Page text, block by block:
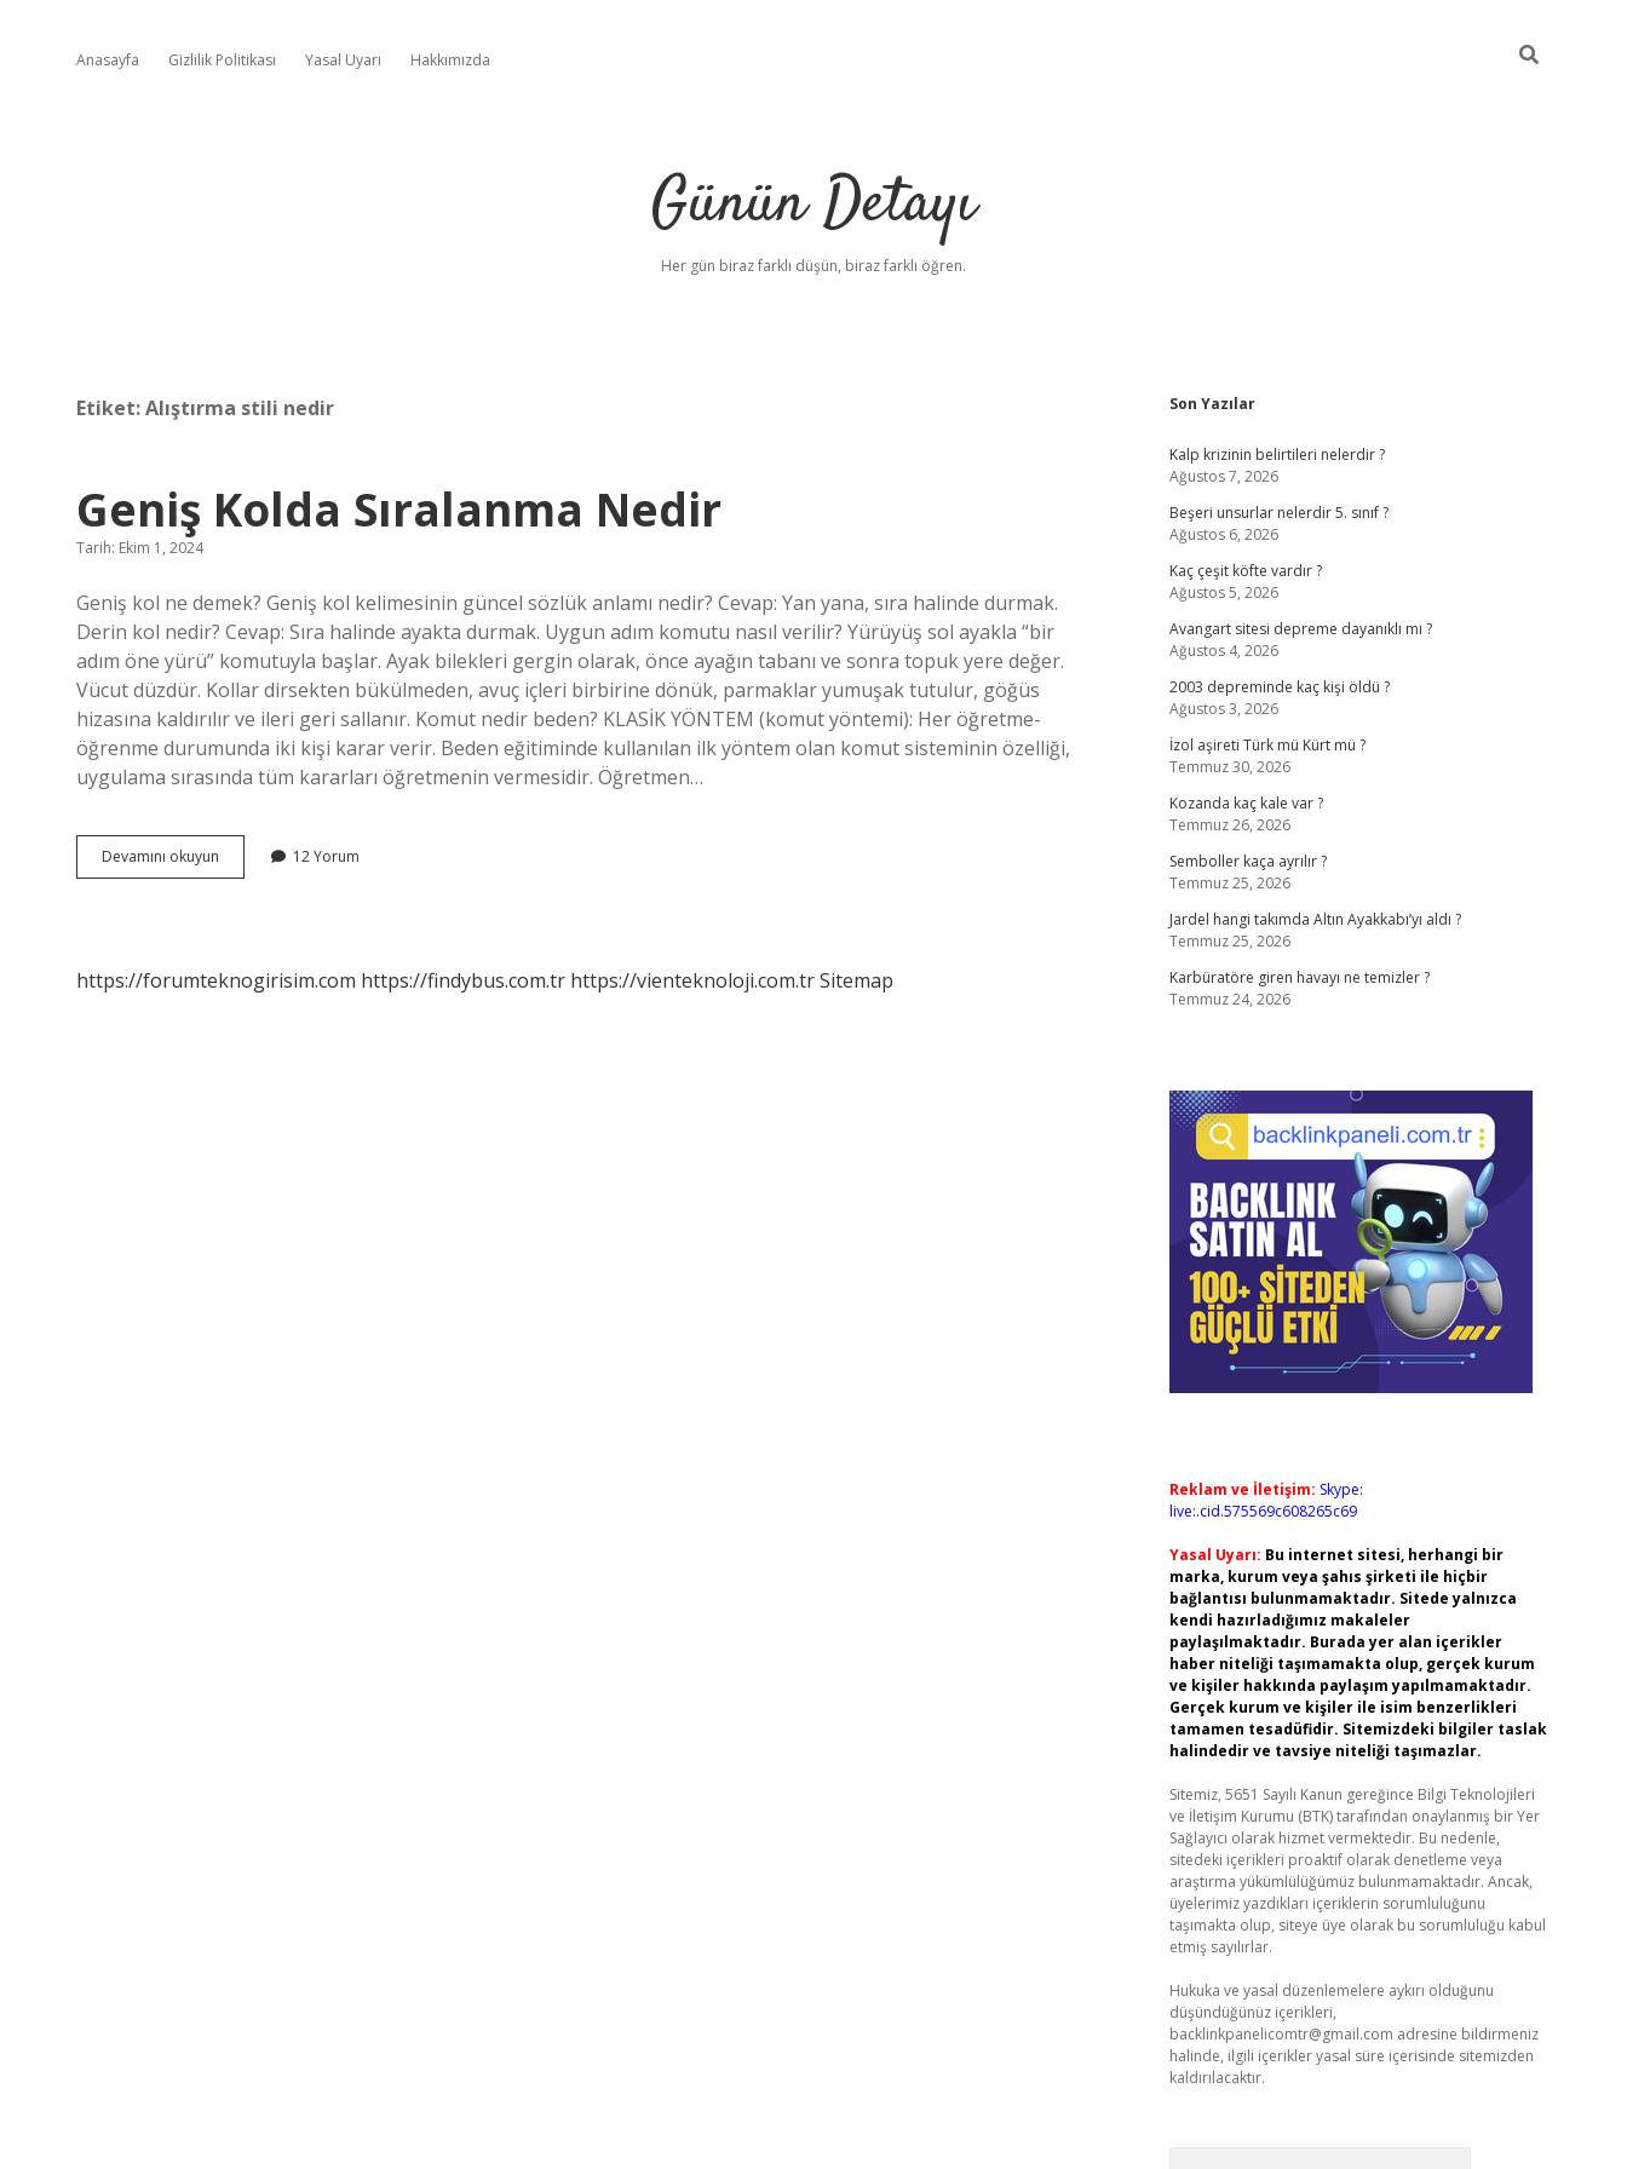
Anasayfa Gizlilik Politikası Yasal Uyarı Hakkımızda
Günün Detayı
Her gün biraz farklı düşün, biraz farklı öğren.
Etiket:Alıştırma stili nedir
Geniş Kolda Sıralanma Nedir
Tarih: Ekim 1, 2024
Geniş kol ne demek? Geniş kol kelimesinin güncel sözlük anlamı nedir? Cevap: Yan yana, sıra halinde durmak.
Derin kol nedir? Cevap: Sıra halinde ayakta durmak. Uygun adım komutu nasıl verilir? Yürüyüş sol ayakla “bir
adım öne yürü” komutuyla başlar. Ayak bilekleri gergin olarak, önce ayağın tabanı ve sonra topuk yere değer.
Vücut düzdür. Kollar dirsekten bükülmeden, avuç içleri birbirine dönük, parmaklar yumuşak tutulur, göğüs
hizasına kaldırılır ve ileri geri sallanır. Komut nedir beden? KLASİK YÖNTEM (komut yöntemi): Her öğretme-
öğrenme durumunda iki kişi karar verir. Beden eğitiminde kullanılan ilk yöntem olan komut sisteminin özelliği,
uygulama sırasında tüm kararları öğretmenin vermesidir. Öğretmen…
Devamını okuyun
Kolda
12 Yorum
https://forumteknogirisim.com https://findybus.com.tr https://vienteknoloji.com.trSitemap
Sidebar
Son Yazılar
Kalp krizinin belirtileri nelerdir ?
Ağustos 7, 2026
Beşeri unsurlar nelerdir 5. sınıf ?
Ağustos 6, 2026
Kaç çeşit köfte vardır ?
Ağustos 5, 2026
Avangart sitesi depreme dayanıklı mı ?
Ağustos 4, 2026
2003 depreminde kaç kişi öldü ?
Ağustos 3, 2026
İzol aşireti Türk mü Kürt mü ?
Temmuz 30, 2026
Kozanda kaç kale var ?
Temmuz 26, 2026
Semboller kaça ayrılır ?
Temmuz 25, 2026
Jardel hangi takımda Altın Ayakkabı’yı aldı ?
Temmuz 25, 2026
Karbüratöre giren havayı ne temizler ?
Temmuz 24, 2026
Reklam ve İletişim: Skype:
live:.cid.575569c608265c69
Yasal Uyarı: Bu internet sitesi, herhangi bir
marka, kurum veya şahıs şirketi ile hiçbir
bağlantısı bulunmamaktadır. Sitede yalnızca
kendi hazırladığımız makaleler
paylaşılmaktadır. Burada yer alan içerikler
haber niteliği taşımamakta olup, gerçek kurum
ve kişiler hakkında paylaşım yapılmamaktadır.
Gerçek kurum ve kişiler ile isim benzerlikleri
tamamen tesadüfidir. Sitemizdeki bilgiler taslak
halindedir ve tavsiye niteliği taşımazlar.
Sitemiz, 5651 Sayılı Kanun gereğince Bilgi Teknolojileri
ve İletişim Kurumu (BTK) tarafından onaylanmış bir Yer
Sağlayıcı olarak hizmet vermektedir. Bu nedenle,
sitedeki içerikleri proaktif olarak denetleme veya
araştırma yükümlülüğümüz bulunmamaktadır. Ancak,
üyelerimiz yazdıkları içeriklerin sorumluluğunu
taşımakta olup, siteye üye olarak bu sorumluluğu kabul
etmiş sayılırlar.
Hukuka ve yasal düzenlemelere aykırı olduğunu
düşündüğünüz içerikleri,
backlinkpanelicomtr@gmail.com adresine bildirmeniz
halinde, ilgili içerikler yasal süre içerisinde sitemizden
kaldırılacaktır.